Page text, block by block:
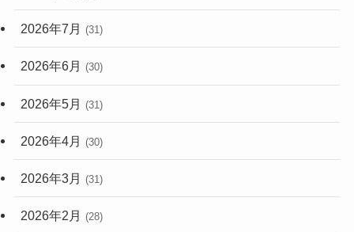
(248)
2026年7月 (31)
2026年6月 (30)
2026年5月 (31)
2026年4月 (30)
2026年3月 (31)
2026年2月 (28)